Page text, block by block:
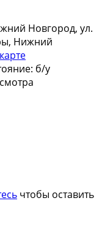
Новгород, ул.
Нижний
б/у
чтобы оставить